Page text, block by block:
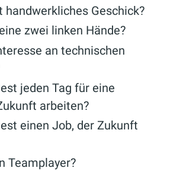
handwerkliches Geschick?
zwei linken Hände?
an technischen
jeden Tag für eine
arbeiten?
einen Job, der Zukunft
Teamplayer?